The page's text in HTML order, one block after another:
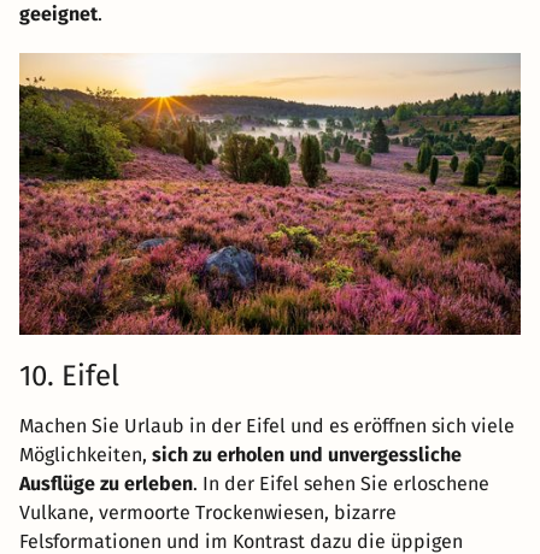
geeignet.
10. Eifel
Machen Sie Urlaub in der Eifel und es eröffnen sich viele
Möglichkeiten, sich zu erholen und unvergessliche
Ausflüge zu erleben. In der Eifel sehen Sie erloschene
Vulkane, vermoorte Trockenwiesen, bizarre
Felsformationen und im Kontrast dazu die üppigen